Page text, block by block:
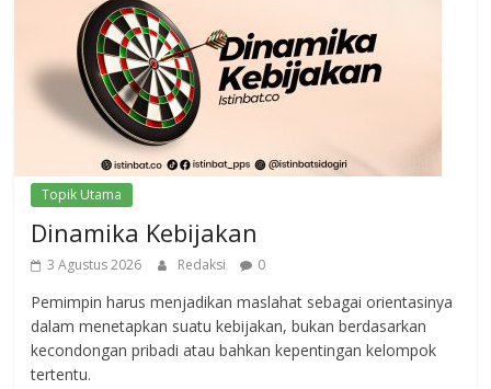
Topik Utama
Dinamika Kebijakan
3 Agustus 2026 Redaksi 0
Pemimpin harus menjadikan maslahat sebagai orientasinya
dalam menetapkan suatu kebijakan, bukan berdasarkan
kecondongan pribadi atau bahkan kepentingan kelompok
tertentu.